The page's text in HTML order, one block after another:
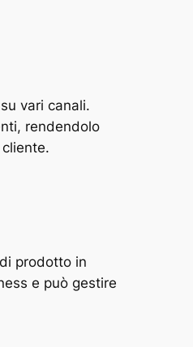
vari canali.
rendendolo
prodotto in
e può gestire